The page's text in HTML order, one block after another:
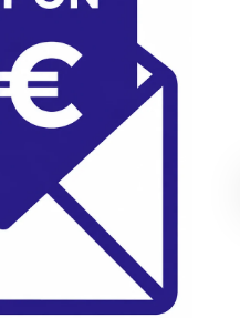
BP B3 Comfort
waarde door 3 metingen
overmatige druk
WHO-normen
een nauwkeurige meting
uw computer